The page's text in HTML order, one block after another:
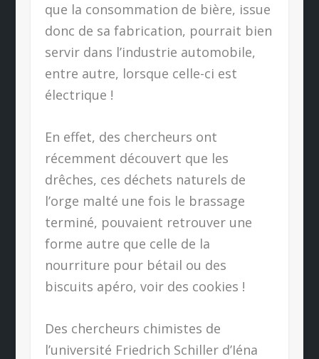
que la consommation de bière, issue
donc de sa fabrication, pourrait bien
servir dans l’industrie automobile,
entre autre, lorsque celle-ci est
électrique !
En effet, des chercheurs ont
récemment découvert que les
drêches, ces déchets naturels de
l’orge malté une fois le brassage
terminé, pouvaient retrouver une
forme autre que celle de la
nourriture pour bétail ou des
biscuits apéro, voir des cookies !
Des chercheurs chimistes de
l’université Friedrich Schiller d’Iéna